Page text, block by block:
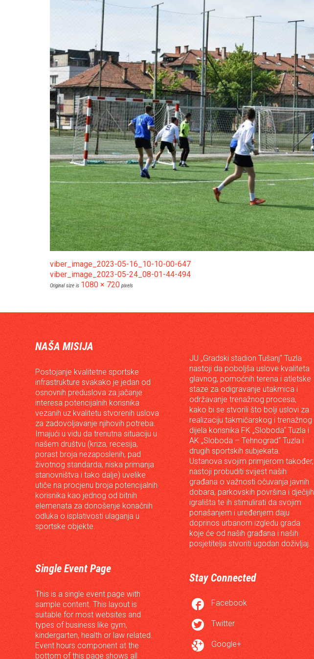
viber_image_2023-05-16_10-10-00-647
viber_image_2023-05-24_08-01-44-494
Original size is 1080 × 720 pixels
NAŠA MISIJA
Postojanje kvalitetne sportske
infrastrukture svakako je jedan od
osnovnih preduslova za jačanje
interesa potencijalnih korisnika
vezanih uz kvalitetu stvorenih uslova
za zadovoljavanje njihovih potreba.
Imajući u vidu da trenutna situaciju u
našem društvu (kriza, recesija,
porast broja nezaposlenih, pad
životnog standarda, niska primanja
stanovništva i tako dalje) uvelike
utiče na procjenu broja potencijalnih
korisnika kao jednog od bitnih
elemenata za donošenje konačnih
odluka o isplativosti ulaganja u
sportske objekte.
Single Event Page
This is a single event page with
sample content. This layout is
suitable for most websites and
types of business like gym,
kindergarten, health or law related.
Event hours component at the
bottom of this page shows all
JU „Gradski stadion Tušanj“ Tuzla
nastoji da poboljša uslove kvaliteta
glavnog, pomoćnih terena i atletske
staze za odigravanje utakmica i
održavanje trenažnog procesa,
kako bi se stvorili što bolji uslovi za
realizaciju takmičarskog i trenažnog
dijela korisnika FK „Sloboda“ Tuzla i
AK „Sloboda – Tehnograd“ Tuzla i
drugih sportskih subjekata.
Ustanova svojim primjerom također,
nastoji probuditi svijest naših
građana o važnosti očuvanja javnih
dobara, parkovskih površina i dječijih
igrališta te ih stimulirati da svojim
ponašanjem i uređenjem daju
doprinos urbanom izgledu grada
koje će od naših građana i naših
posjetitelja stvoriti ugodan doživljaj.
Stay Connected
 Facebook
 Twitter
 Google+